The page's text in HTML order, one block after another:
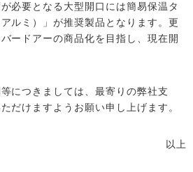
必要となる大型開口には簡易保温タ
ルミ）」が推奨製品となります。更
ードアーの商品化を目指し、現在開
につきましては、最寄りの弊社支
だけますようお願い申し上げます。
以上